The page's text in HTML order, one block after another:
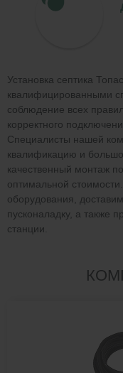
Установка септика
квалифицированными
соблюдение всех
корректного
Специалисты нашей
квалификацию и
качественный монтаж
оптимальной
оборудования,
пусконаладку, а также
станции.